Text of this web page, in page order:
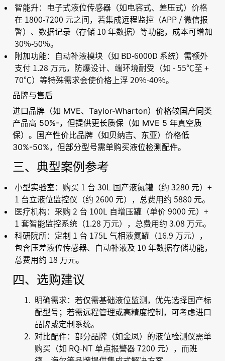
智能升：电子式液位传感器（如电容式、差压式）价格
在 1800-7200 元之间，若集成远程监控（APP / 微信报
警）、数据记录（存储 10 年数据）等功能，成本可增加
30%-50%。
附加功能：自动补液模块（如 BD-6000D 系统）需额外
支付 1.28 万元，防爆设计、端环境耐受（如 - 55℃至 +
70℃）等特殊需求会使价格上浮 20%-40%。
品牌与售后
进口品牌（如 MVE、Taylor-Wharton）价格较国产同类
产品高 50%-，但提供更长质保（如 MVE 5 年真空质
保）。国产性价比品牌（如贝纳吉、东亚）价格低
30%-50%，但部分型号需单购买液位检测配件。
三、典型案例参考
小型实验室：购买 1 台 30L 国产液氮罐（约 3280 元）+
1 台立液位监控仪（约 2600 元），总费用约 5880 元。
医疗机构：采购 2 台 100L 自增压罐（单价 9000 元）+
1 套智能监控系统（1.28 万元），总费用约 3.08 万元。
科研院所：定制 1 台 175L 气相液氮罐（16.9 万元），
包含压差液位传感器、自动补液及 10 年数据存储功能，
总费用约 18 万元。
四、选购建议
明确需求：若仅需基础液位监测，优先选择国产标
配型号；若需远程管理或高精度控制，可考虑进口
品牌或定制系统。
对比配件：部分品牌（如金凤）的液位检测仪需单
购买（如 RQ-NT 单点报警器 7200 元），而班